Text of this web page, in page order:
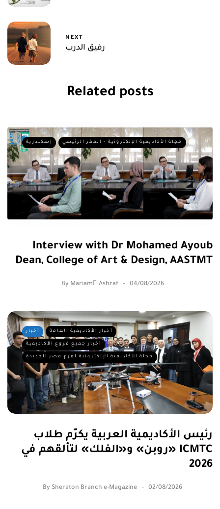
NEXT
رفيق الدرب
Related posts
إسكندرية مجلة الأكاديمية الإلكترونية - المقر الرئيسي
Interview with Dr Mohamed Ayoub
Dean, College of Art & Design, AASTMT
By Mariam ِAshraf 04/08/2026
أخبار أخبار الأكاديمية العامة
أخبار جميع فروع الأكاديمية
مجلة الأكاديمية الإلكترونية لفرع مصر الجديدة
رئيس الأكاديمية العربية يكرّم طلاب
«روبن» و«الفلك» لتألقهم في ICMTC
2026
By Sheraton Branch e-Magazine 02/08/2026